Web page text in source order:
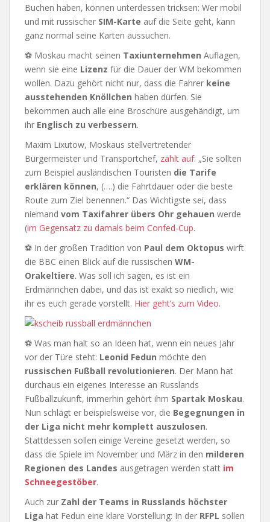
Buchen haben, können unterdessen tricksen: Wer mobil
und mit russischer SIM-Karte auf die Seite geht, kann
ganz normal seine Karten aussuchen.
⚽ Moskau macht seinen Taxiunternehmen Auflagen,
wenn sie eine Lizenz für die Dauer der WM bekommen
wollen. Dazu gehört nicht nur, dass die Fahrer keine
ausstehenden Knöllchen haben dürfen. Sie
bekommen auch alle eine Broschüre ausgehändigt, um
ihr Englisch zu verbessern.
Maxim Lixutow, Moskaus stellvertretender
Bürgermeister und Transportchef, zählt auf: „Sie sollten
zum Beispiel ausländischen Touristen die Tarife
erklären können, (….) die Fahrtdauer oder die beste
Route zum Ziel benennen.“ Das Wichtigste sei, dass
niemand vom Taxifahrer übers Ohr gehauen werde
(im Gegensatz zu damals beim Confed-Cup.
⚽ In der großen Tradition von Paul dem Oktopus wirft
die BBC einen Blick auf die russischen WM-
Orakeltiere. Was soll ich sagen, es ist ein
Erdmännchen dabei, und das ist exakt so niedlich, wie
ihr es euch gerade vorstellt. Hier geht’s zum Video.
⚽ Was man halt so an Ideen hat, wenn ein neues Jahr
vor der Türe steht: Leonid Fedun möchte den
russischen Fußball revolutionieren. Der Mann hat
durchaus ein eigenes Interesse an Russlands
Fußballzukunft, immerhin gehört ihm Spartak Moskau.
Nun schlägt er beispielsweise vor, die Begegnungen in
der Liga nicht mehr komplett auszulosen.
Stattdessen sollen einige Vereine gesetzt werden, so
dass die Spiele im November und März in den milderen
Regionen des Landes ausgetragen werden statt im
Schneegestöber.
Auch zur Zahl der Teams in Russlands höchster
Liga hat Fedun eine klare Vorstellung: In der RFPL sollen